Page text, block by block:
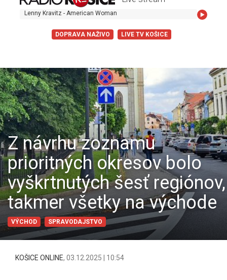
Lenny Kravitz - American Woman
DOPRAVA NAŽIVO LIVE TV KOŠICE
Z návrhu zoznamu
prioritných okresov bolo
vyškrtnutých šesť regiónov,
takmer všetky na východe
VÝCHOD SPRAVODAJSTVO
KOŠICE ONLINE, 03.12.2025 | 10:54